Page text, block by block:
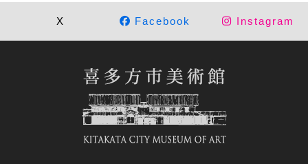
X Facebook Instagram